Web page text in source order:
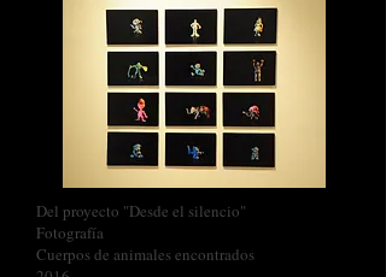
Del proyecto "Desde el silencio"
Fotografía
Cuerpos de animales encontrados